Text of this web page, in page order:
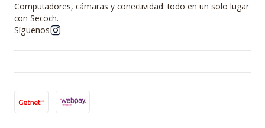
Computadores, cámaras y conectividad: todo en un solo lugar
con Secoch.
Síguenos